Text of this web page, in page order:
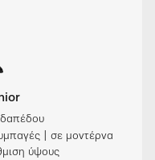
δαπέδου
| σε μοντέρνα
ύψους